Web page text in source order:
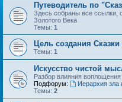
Путеводитель по
Здесь собраны все ссылки,
Золотого Века
Темы: 1
Цель создания
Темы: 1
Искусство чистой
Разбор влияния
Подфорум:
Иерархия зла
Темы: 2